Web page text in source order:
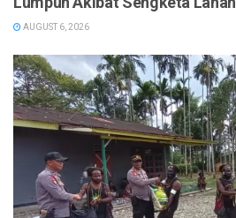
AUGUST 6, 2026